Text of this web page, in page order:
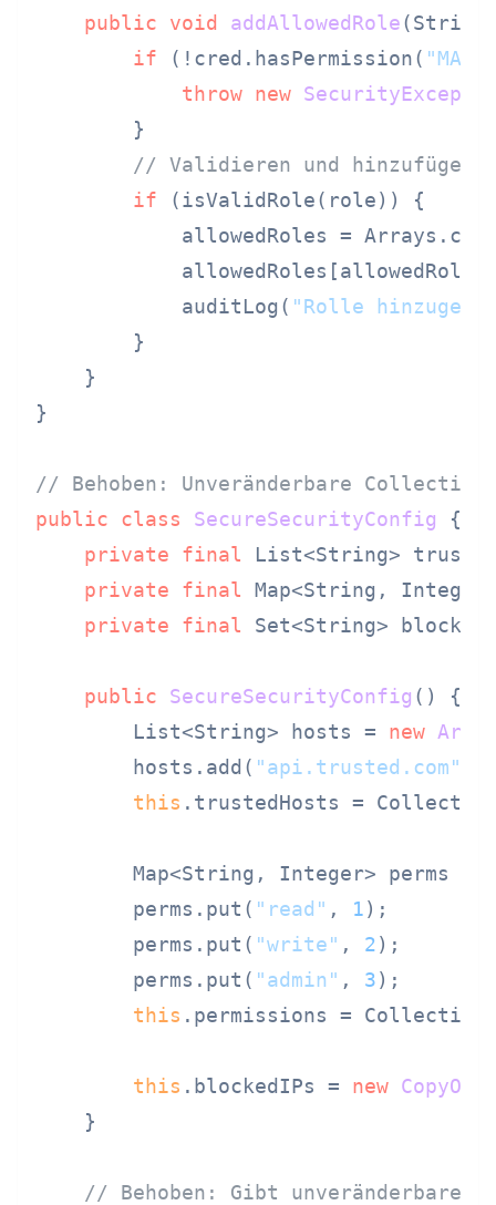
public
void addAllowedRole(String
if (!cred.hasPermission(
throw new
        }
// Validieren und hinzufügen
if (isValidRole(role)) {
allowedRoles =
            auditLog(
"Rolle
        }
    }
}
// Behoben: Unveränderbare
public
class SecureSecurityConfig {
private
final List<String>
private
final Map<String,
private
final Set<String>
public SecureSecurityConfig ()
{
        List<String> hosts =
new
        hosts.add(
"api.trusted.com"
this .trustedHosts =
        Map<String, Integer> perms =
        perms.put(
"read" , 1);
        perms.put(
"write" , 2);
        perms.put(
"admin" , 3);
this .permissions =
this .blockedIPs = new
    }
// Behoben: Gibt unveränderbare